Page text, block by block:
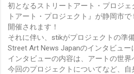
初となるストリートアート・プロジ
トアート・プロジェクト』が静岡市
開催されます！
それに伴い、stikがプロジェクトの準
Street Art News Japanのインタビュー
インタビューの内容は、アートの世
今回のプロジェクトについてなど、